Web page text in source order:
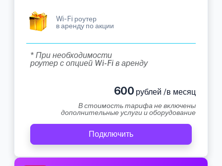
Wi-Fi роутер
в аренду по акции
* При необходимости
роутер с опцией Wi-Fi в аренду
600 рублей /в месяц
В стоимость тарифа не включены
дополнительные услуги и оборудование
Подключить